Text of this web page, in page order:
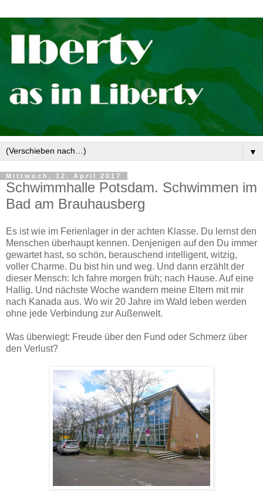
▼
Mittwoch, 12. April 2017
Schwimmhalle Potsdam. Schwimmen im
Bad am Brauhausberg
Es ist wie im Ferienlager in der achten Klasse. Du lernst den
Menschen überhaupt kennen. Denjenigen auf den Du immer
gewartet hast, so schön, berauschend intelligent, witzig,
voller Charme. Du bist hin und weg. Und dann erzählt der
dieser Mensch: Ich fahre morgen früh; nach Hause. Auf eine
Hallig. Und nächste Woche wandern meine Eltern mit mir
nach Kanada aus. Wo wir 20 Jahre im Wald leben werden
ohne jede Verbindung zur Außenwelt.
Was überwiegt: Freude über den Fund oder Schmerz über
den Verlust?